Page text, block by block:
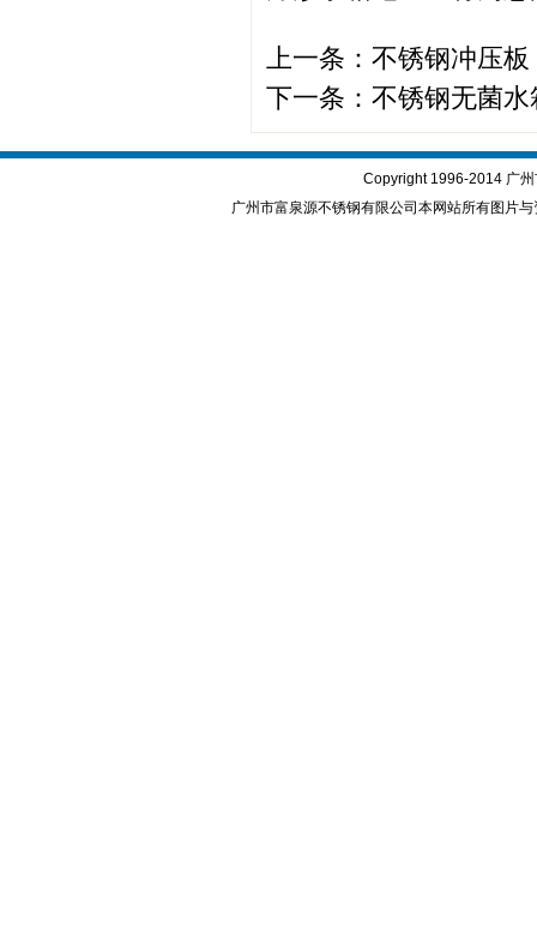
上一条： 不锈钢冲压
下一条： 不锈钢无菌
Copyright 1996-2014 广
广州市富泉源不锈钢有限公司本网站所有图片